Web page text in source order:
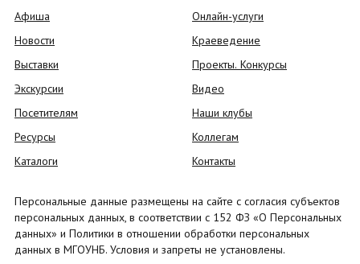
Афиша
Новости
Выставки
Экскурсии
Посетителям
Ресурсы
Каталоги
Онлайн-услуги
Краеведение
Проекты. Конкурсы
Видео
Наши клубы
Коллегам
Контакты
Персональные данные размещены на сайте с согласия субъектов
персональных данных, в соответствии с 152 ФЗ «О Персональных
данных» и Политики в отношении обработки персональных
данных в МГОУНБ. Условия и запреты не установлены.